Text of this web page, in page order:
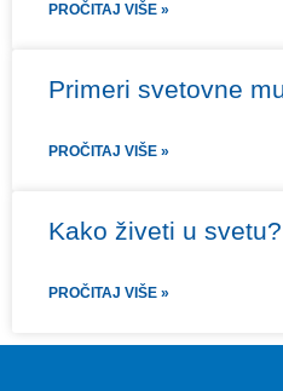
PROČITAJ VIŠE »
Primeri svetovne
PROČITAJ VIŠE »
Kako živeti u
PROČITAJ VIŠE »